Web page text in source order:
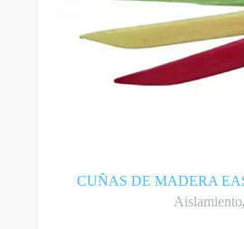
CUÑAS DE MADERA
Aislamiento,